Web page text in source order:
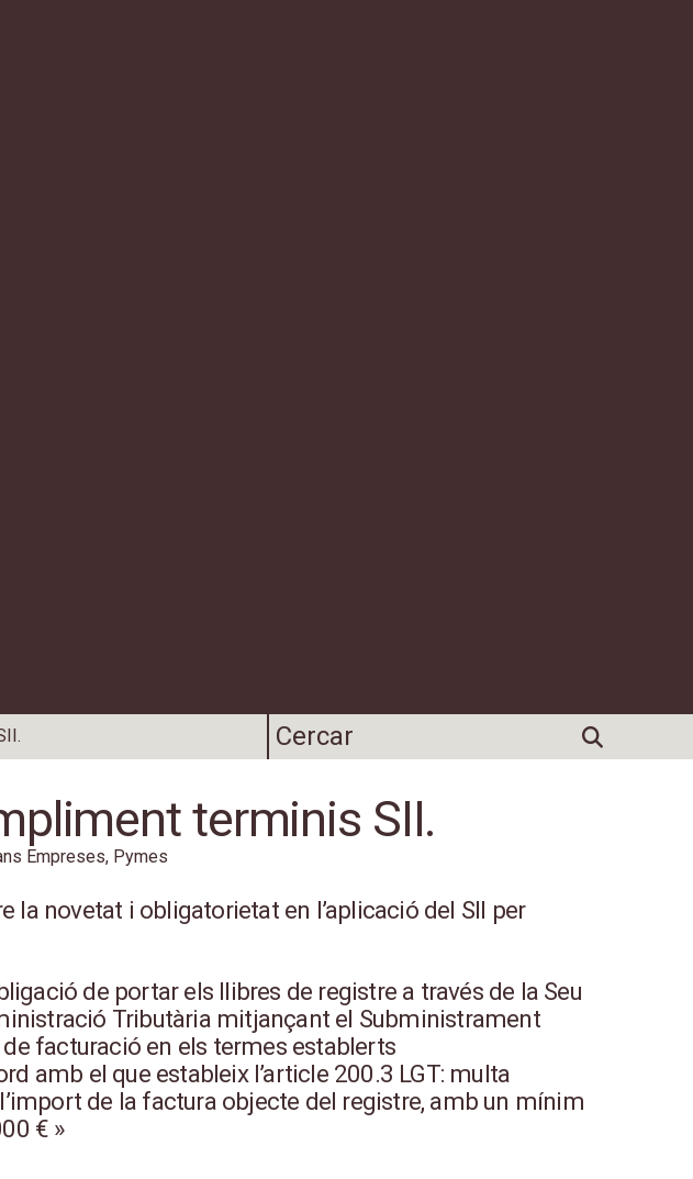
terminis SII.
Empreses, Pymes
la novetat i obligatorietat en l’aplicació del SII per
de portar els llibres de registre a través de la Seu
Tributària mitjançant el Subministrament
facturació en els termes establerts
amb el que estableix l’article 200.3 LGT: multa
de la factura objecte del registre, amb un mínim
€ »